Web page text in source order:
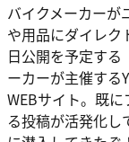
バイクメーカーが
や用品にダイレ
日公開を予定する
ーカーが主催する
WEBサイト。既
る投稿が活発化